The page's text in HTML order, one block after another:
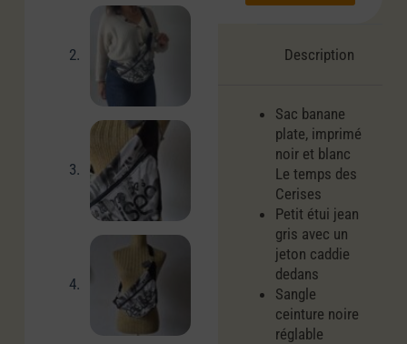
Description
Sac banane
plate, imprimé
noir et blanc
Le temps des
Cerises
Petit étui jean
gris avec un
jeton caddie
dedans
Sangle
ceinture noire
réglable